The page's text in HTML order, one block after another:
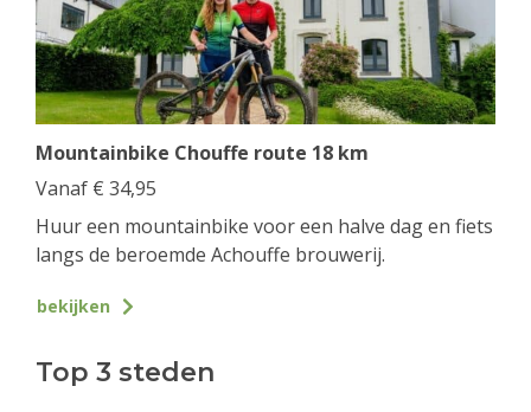
Mountainbike Chouffe route 18 km
Vanaf € 34,95
Huur een mountainbike voor een halve dag en fiets
langs de beroemde Achouffe brouwerij.
bekijken
Top 3 steden